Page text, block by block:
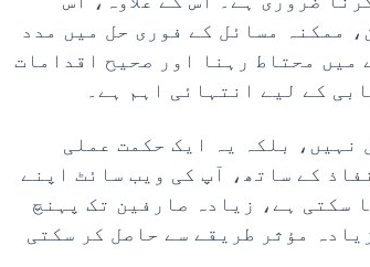
ممکنہ مسائل کے فوری حل میں مدد
میں محتاط رہنا اور صحیح اقدامات
کے لیے انتہائی اہم ہے۔
نہیں، بلکہ یہ ایک حکمت عملی
کے ساتھ، آپ کی ویب سائٹ اپنے
سکتی ہے، زیادہ صارفین تک پہنچ
مؤثر طریقے سے حاصل کر سکتی